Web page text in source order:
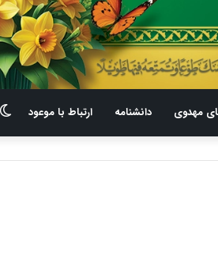
مهدوی دانشنامه ارتباط با موعود